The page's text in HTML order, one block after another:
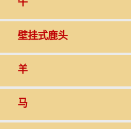
壁挂式鹿头
羊
马